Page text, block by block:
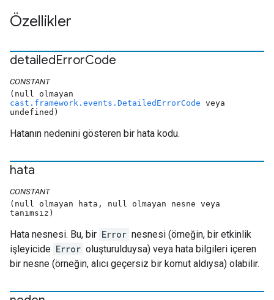
Özellikler
detailedErrorCode
CONSTANT
(null olmayan
cast.framework.events.DetailedErrorCode veya
undefined)
Hatanın nedenini gösteren bir hata kodu.
hata
CONSTANT
(null olmayan hata, null olmayan nesne veya
tanımsız)
Hata nesnesi. Bu, bir Error nesnesi (örneğin, bir etkinlik
işleyicide Error oluşturulduysa) veya hata bilgileri içeren
bir nesne (örneğin, alıcı geçersiz bir komut aldıysa) olabilir.